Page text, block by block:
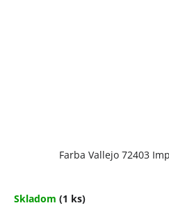
Farba Vallejo 72403
Skladom (1 ks)